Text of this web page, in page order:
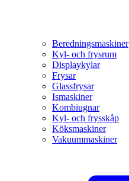
Beredningsmaskiner
Kyl- och frysrum
Displaykylar
Frysar
Glassfrysar
Ismaskiner
Kombiugnar
Kyl- och frysskåp
Köksmaskiner
Vakuummaskiner